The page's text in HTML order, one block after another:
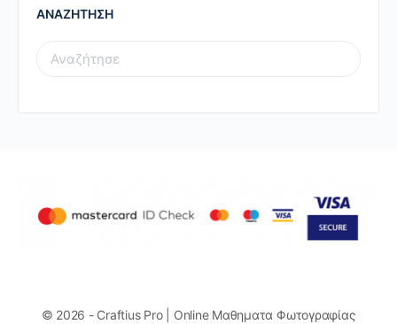
ΑΝΑΖΗΤΗΣΗ
SEARCH
FOR:
© 2026 - Craftius Pro | Online Μαθηματα Φωτογραφίας